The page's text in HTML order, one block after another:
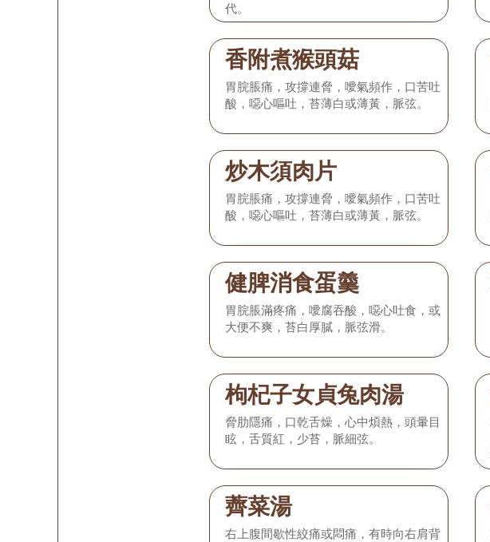
代。
香附煮猴頭菇
胃脘脹痛，攻撐連脅，噯氣頻作，口苦吐
酸，噁心嘔吐，苔薄白或薄黃，脈弦。
炒木須肉片
胃脘脹痛，攻撐連脅，噯氣頻作，口苦吐
酸，噁心嘔吐，苔薄白或薄黃，脈弦。
健脾消食蛋羹
胃脘脹滿疼痛，噯腐吞酸，噁心吐食，或
大便不爽，苔白厚膩，脈弦滑。
枸杞子女貞兔肉湯
脅肋隱痛，口乾舌燥，心中煩熱，頭暈目
眩，舌質紅，少苔，脈細弦。
薺菜湯
右上腹間歇性絞痛或悶痛，有時向右肩背